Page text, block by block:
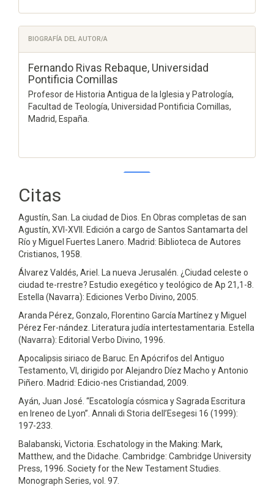
BIOGRAFÍA DEL AUTOR/A
Fernando Rivas Rebaque, Universidad
Pontificia Comillas
Profesor de Historia Antigua de la Iglesia y Patrología,
Facultad de Teología, Universidad Pontificia Comillas,
Madrid, España.
Citas
Agustín, San. La ciudad de Dios. En Obras completas de san
Agustín, XVI-XVII. Edición a cargo de Santos Santamarta del
Río y Miguel Fuertes Lanero. Madrid: Biblioteca de Autores
Cristianos, 1958.
Álvarez Valdés, Ariel. La nueva Jerusalén. ¿Ciudad celeste o
ciudad te-rrestre? Estudio exegético y teológico de Ap 21,1-8.
Estella (Navarra): Ediciones Verbo Divino, 2005.
Aranda Pérez, Gonzalo, Florentino García Martínez y Miguel
Pérez Fer-nández. Literatura judía intertestamentaria. Estella
(Navarra): Editorial Verbo Divino, 1996.
Apocalipsis siriaco de Baruc. En Apócrifos del Antiguo
Testamento, VI, dirigido por Alejandro Díez Macho y Antonio
Piñero. Madrid: Edicio-nes Cristiandad, 2009.
Ayán, Juan José. “Escatología cósmica y Sagrada Escritura
en Ireneo de Lyon”. Annali di Storia dell’Esegesi 16 (1999):
197-233.
Balabanski, Victoria. Eschatology in the Making: Mark,
Matthew, and the Didache. Cambridge: Cambridge University
Press, 1996. Society for the New Testament Studies.
Monograph Series, vol. 97.